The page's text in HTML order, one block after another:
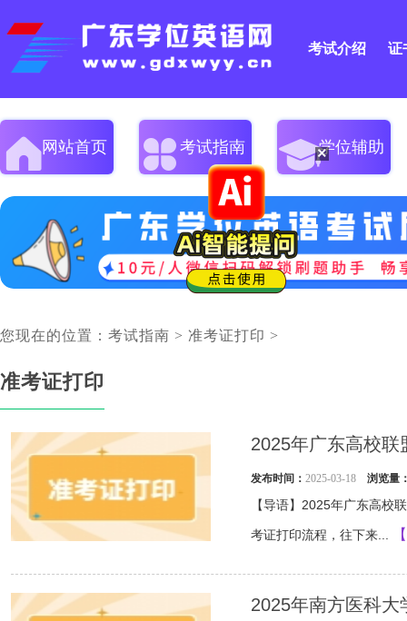
考试介绍 证
×
网站首页 考试指南 学位辅助
您现在的位置： 考试指南 > 准考证打印 >
准考证打印
2025年广东高校
发布时间： 2025-03-18 浏览量
【导语】2025年广东高校
考证打印流程，往下来...
2025年南方医科